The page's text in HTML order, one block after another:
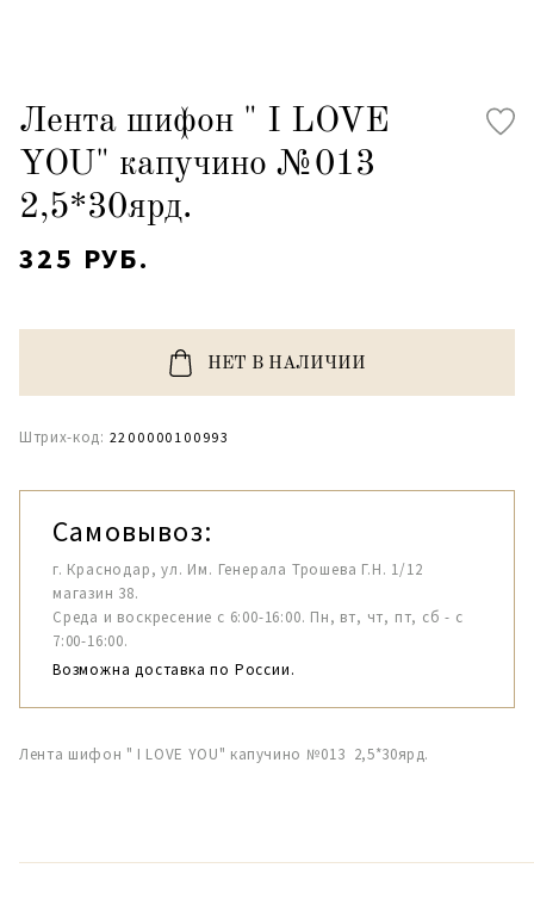
Лента шифон " I LOVE
YOU" капучино №013
2,5*30ярд.
325 РУБ.
НЕТ В НАЛИЧИИ
Штрих-код: 2200000100993
Самовывоз:
г. Краснодар, ул. Им. Генерала Трошева Г.Н. 1/12
магазин 38.
Среда и воскресение с 6:00-16:00. Пн, вт, чт, пт, сб - с
7:00-16:00.
Возможна доставка по России.
Лента шифон " I LOVE YOU" капучино №013 2,5*30ярд.